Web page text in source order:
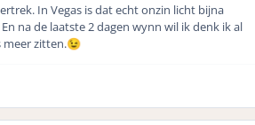
In Vegas is dat echt onzin licht bijna
na de laatste 2 dagen wynn wil ik denk ik al
meer zitten.😉